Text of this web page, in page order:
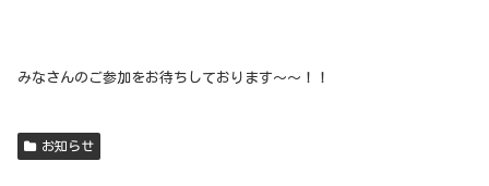
みなさんのご参加をお待ちしております～～！！
お知らせ